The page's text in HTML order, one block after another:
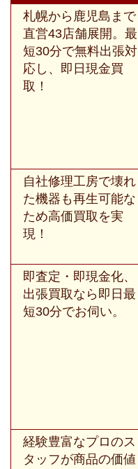
札幌から鹿児島まで
直営43店舗展開。最
短30分で無料出張対
応し、即日現金買
取！
自社修理工房で壊れ
た機器も再生可能な
ため高価買取を実
現！
即査定・即現金化、
出張買取なら即日最
短30分でお伺い。
経験豊富なプロのス
タッフが商品の価値